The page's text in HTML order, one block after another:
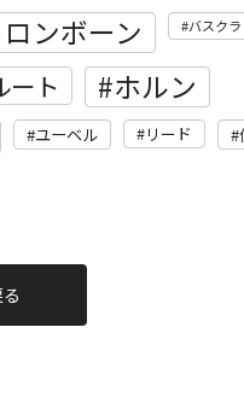
ロンボーン バスク
ート ホルン
ユーベル リード